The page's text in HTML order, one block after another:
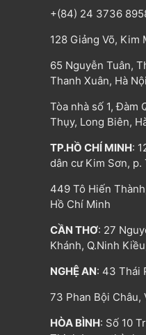
+(84) 24 3736
128 Giảng Võ, Kim
65 Nguyễn Tuân,
Thanh Xuân, Hà Nội
Tòa nhà số 1, Đàm
Thụy, Long Biên,
TP.HỒ CHÍ MINH:
dân cư Kim Sơn, p.
449 Tô Hiến
Hồ Chí Minh
CẦN THƠ: 27
Khánh, Q.Ninh
NGHỆ AN: 43 Thái
73 Phan Bội Châu,
HÒA BÌNH: Số 10